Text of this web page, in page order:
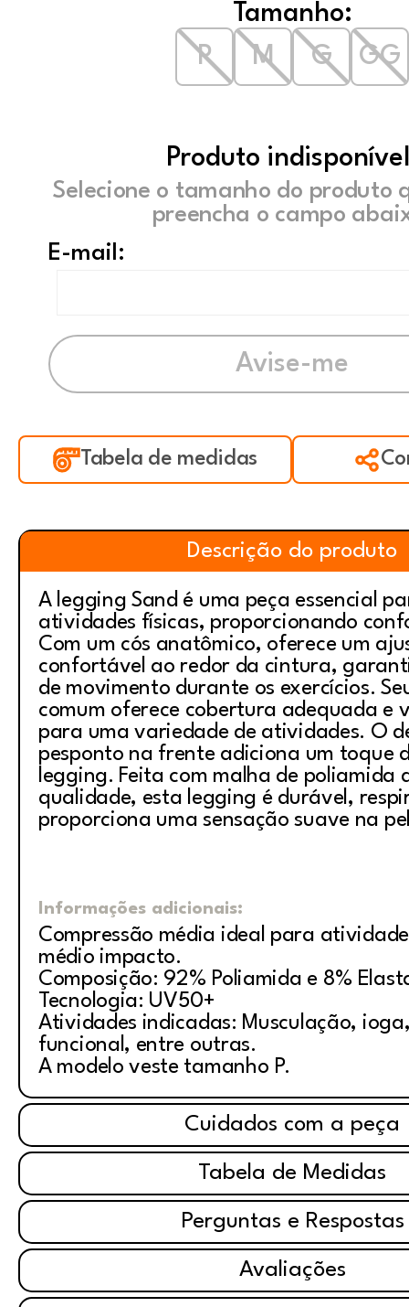
Tamanho:
P
M G GG
Produto
Selecione o tamanho do produto
preencha o campo
E-mail:
Tabela de medidas
Descrição do produto
A legging Sand é uma peça essencial
atividades físicas, proporcionando
Com um cós anatômico, oferece um
confortável ao redor da cintura,
de movimento durante os exercícios.
comum oferece cobertura adequada e
para uma variedade de atividades. O
pesponto na frente adiciona um toque
legging. Feita com malha de poliamida
qualidade, esta legging é durável,
proporciona uma sensação suave na
Informações adicionais:
Compressão média ideal para
médio impacto.
Composição: 92% Poliamida e 8%
Tecnologia: UV50+
Atividades indicadas: Musculação,
funcional, entre outras.
A modelo veste tamanho P.
Cuidados com a peça
Tabela de Medidas
Perguntas e Respostas
Avaliações